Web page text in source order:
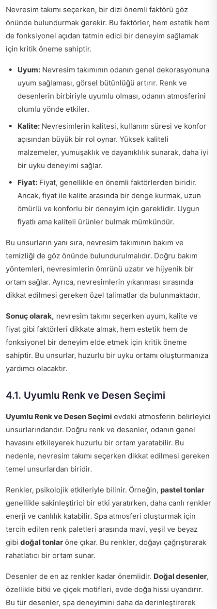
Nevresim takımı seçerken, bir dizi önemli faktörü göz
önünde bulundurmak gerekir. Bu faktörler, hem estetik hem
de fonksiyonel açıdan tatmin edici bir deneyim sağlamak
için kritik öneme sahiptir.
Uyum: Nevresim takımının odanın genel dekorasyonuna
uyum sağlaması, görsel bütünlüğü artırır. Renk ve
desenlerin birbiriyle uyumlu olması, odanın atmosferini
olumlu yönde etkiler.
Kalite: Nevresimlerin kalitesi, kullanım süresi ve konfor
açısından büyük bir rol oynar. Yüksek kaliteli
malzemeler, yumuşaklık ve dayanıklılık sunarak, daha iyi
bir uyku deneyimi sağlar.
Fiyat: Fiyat, genellikle en önemli faktörlerden biridir.
Ancak, fiyat ile kalite arasında bir denge kurmak, uzun
ömürlü ve konforlu bir deneyim için gereklidir. Uygun
fiyatlı ama kaliteli ürünler bulmak mümkündür.
Bu unsurların yanı sıra, nevresim takımının bakım ve
temizliği de göz önünde bulundurulmalıdır. Doğru bakım
yöntemleri, nevresimlerin ömrünü uzatır ve hijyenik bir
ortam sağlar. Ayrıca, nevresimlerin yıkanması sırasında
dikkat edilmesi gereken özel talimatlar da bulunmaktadır.
Sonuç olarak, nevresim takımı seçerken uyum, kalite ve
fiyat gibi faktörleri dikkate almak, hem estetik hem de
fonksiyonel bir deneyim elde etmek için kritik öneme
sahiptir. Bu unsurlar, huzurlu bir uyku ortamı oluşturmanıza
yardımcı olacaktır.
4.1. Uyumlu Renk ve Desen Seçimi
Uyumlu Renk ve Desen Seçimi evdeki atmosferin belirleyici
unsurlarındandır. Doğru renk ve desenler, odanın genel
havasını etkileyerek huzurlu bir ortam yaratabilir. Bu
nedenle, nevresim takımı seçerken dikkat edilmesi gereken
temel unsurlardan biridir.
Renkler, psikolojik etkileriyle bilinir. Örneğin, pastel tonlar
genellikle sakinleştirici bir etki yaratırken, daha canlı renkler
enerji ve canlılık katabilir. Spa atmosferi oluşturmak için
tercih edilen renk paletleri arasında mavi, yeşil ve beyaz
gibi doğal tonlar öne çıkar. Bu renkler, doğayı çağrıştırarak
rahatlatıcı bir ortam sunar.
Desenler de en az renkler kadar önemlidir. Doğal desenler,
özellikle bitki ve çiçek motifleri, evde doğa hissi uyandırır.
Bu tür desenler, spa deneyimini daha da derinleştirerek